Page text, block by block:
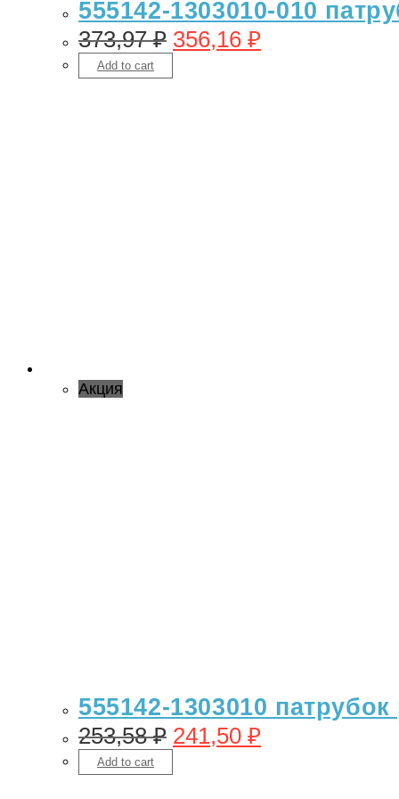
555142-1303010-010
373,97₽ 356,16 ₽
Add to cart
Акция
555142-1303010
253,58₽ 241,50 ₽
Add to cart